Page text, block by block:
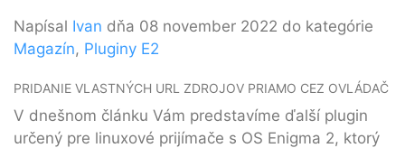
Napísal Ivan dňa 08 november 2022 do kategórie
Magazín, Pluginy E2
PRIDANIE VLASTNÝCH URL ZDROJOV PRIAMO CEZ OVLÁDAČ
V dnešnom článku Vám predstavíme ďalší plugin
určený pre linuxové prijímače s OS Enigma 2, ktorý